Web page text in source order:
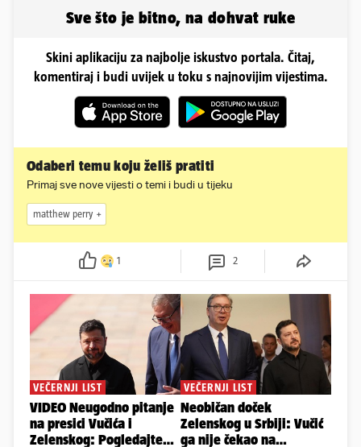
Sve što je bitno, na dohvat ruke
Skini aplikaciju za najbolje iskustvo portala. Čitaj,
komentiraj i budi uvijek u toku s najnovijim vijestima.
Odaberi temu koju želiš pratiti
Primaj sve nove vijesti o temi i budi u tijeku
matthew perry
1 2